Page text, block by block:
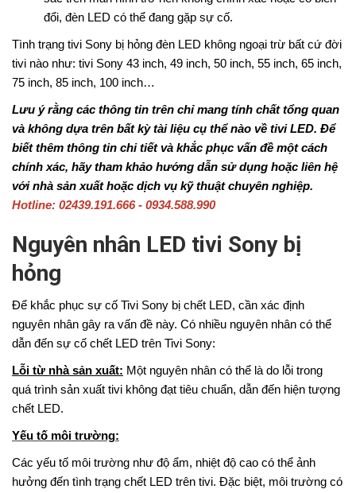
đổi, đèn LED có thể đang gặp sự cố.
Tình trạng tivi Sony bị hỏng đèn LED không ngoại trừ bất cứ đời
tivi nào như: tivi Sony 43 inch, 49 inch, 50 inch, 55 inch, 65 inch,
75 inch, 85 inch, 100 inch…
Lưu ý rằng các thông tin trên chỉ mang tính chất tổng quan
và không dựa trên bất kỳ tài liệu cụ thể nào về tivi LED. Để
biết thêm thông tin chi tiết và khắc phục vấn đề một cách
chính xác, hãy tham khảo hướng dẫn sử dụng hoặc liên hệ
với nhà sản xuất hoặc dịch vụ kỹ thuật chuyên nghiệp.
Hotline: 02439.191.666 - 0934.588.990
Nguyên nhân LED tivi Sony bị
hỏng
Để khắc phục sự cố Tivi Sony bị chết LED, cần xác định
nguyên nhân gây ra vấn đề này. Có nhiều nguyên nhân có thể
dẫn đến sự cố chết LED trên Tivi Sony:
Lỗi từ nhà sản xuất: Một nguyên nhân có thể là do lỗi trong
quá trình sản xuất tivi không đạt tiêu chuẩn, dẫn đến hiện tượng
chết LED.
Yếu tố môi trường:
Các yếu tố môi trường như độ ẩm, nhiệt độ cao có thể ảnh
hưởng đến tình trạng chết LED trên tivi. Đặc biệt, môi trường có